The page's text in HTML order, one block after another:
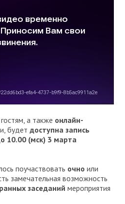
гостям, а также онлайн-
будет доступна запись
10.00 (мск) 3 марта
поучаствовать очно или
замечательная возможность
заседаний мероприятия